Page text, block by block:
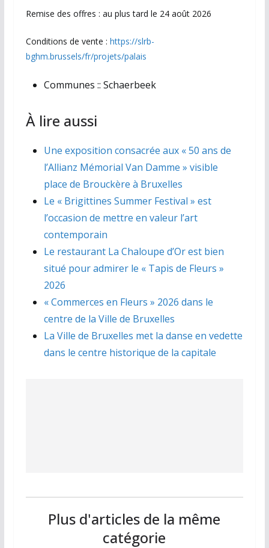
Remise des offres : au plus tard le 24 août 2026
Conditions de vente : https://slrb-
bghm.brussels/fr/projets/palais
Communes :: Schaerbeek
À lire aussi
Une exposition consacrée aux « 50 ans de
l’Allianz Mémorial Van Damme » visible
place de Brouckère à Bruxelles
Le « Brigittines Summer Festival » est
l’occasion de mettre en valeur l’art
contemporain
Le restaurant La Chaloupe d’Or est bien
situé pour admirer le « Tapis de Fleurs »
2026
« Commerces en Fleurs » 2026 dans le
centre de la Ville de Bruxelles
La Ville de Bruxelles met la danse en vedette
dans le centre historique de la capitale
Plus d'articles de la même
catégorie